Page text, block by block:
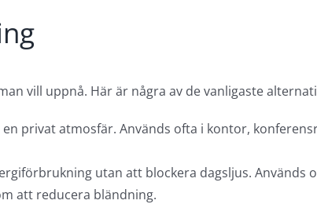
vill uppnå. Här är några av de vanligaste
privat atmosfär. Används ofta i kontor,
utan att blockera dagsljus.
att reducera bländning.